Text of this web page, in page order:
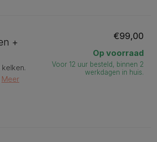
+
Meer
€99,00
Op voorraad
Voor 12 uur besteld, binnen 2
werkdagen in huis.